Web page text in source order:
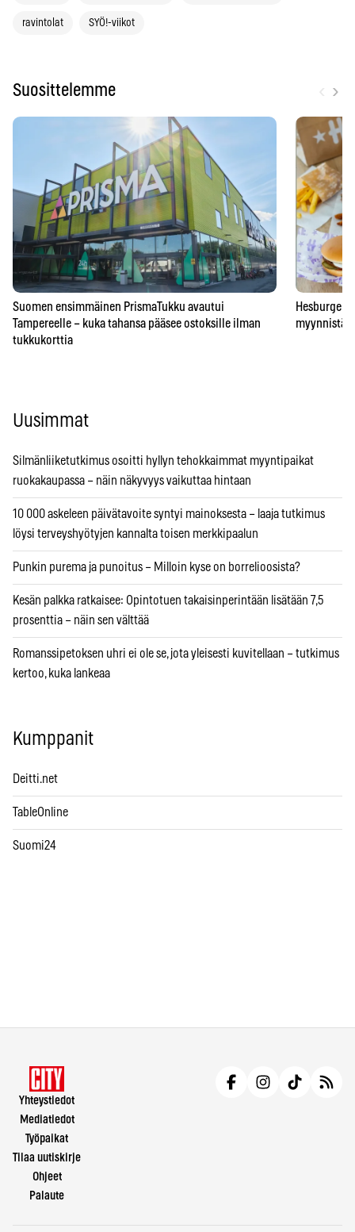
ravintolat SYÖ!-viikot
Suosittelemme ›
Suomen ensimmäinen PrismaTukku avautui
Tampereelle – kuka tahansa pääsee ostoksille ilman
tukkukorttia
myynnistä
Uusimmat
Silmänliiketutkimus osoitti hyllyn tehokkaimmat myyntipaikat
ruokakaupassa – näin näkyvyys vaikuttaa hintaan
10 000 askeleen päivätavoite syntyi mainoksesta – laaja tutkimus
löysi terveyshyötyjen kannalta toisen merkkipaalun
Punkin purema ja punoitus – Milloin kyse on borrelioosista?
Kesän palkka ratkaisee: Opintotuen takaisinperintään lisätään 7,5
prosenttia – näin sen välttää
Romanssipetoksen uhri ei ole se, jota yleisesti kuvitellaan – tutkimus
kertoo, kuka lankeaa
Kumppanit
Deitti.net
TableOnline
Suomi24
Yhteystiedot
Mediatiedot
Työpaikat
Tilaa uutiskirje
Ohjeet
Palaute